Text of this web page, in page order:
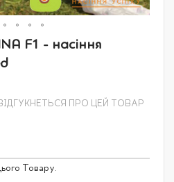
F1 - насіння
ПРО ЦЕЙ ТОВАР
Товару.